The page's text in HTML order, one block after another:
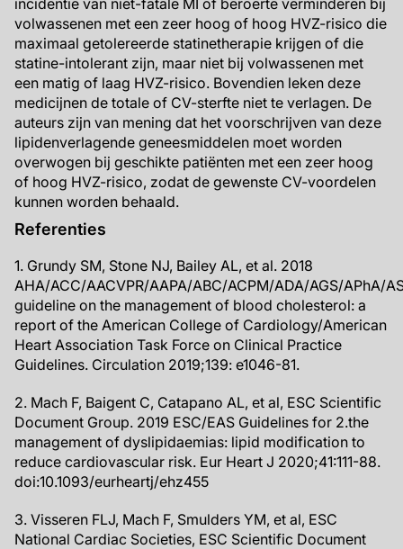
incidentie van niet-fatale MI of beroerte verminderen bij
volwassenen met een zeer hoog of hoog HVZ-risico die
maximaal getolereerde statinetherapie krijgen of die
statine-intolerant zijn, maar niet bij volwassenen met
een matig of laag HVZ-risico. Bovendien leken deze
medicijnen de totale of CV-sterfte niet te verlagen. De
auteurs zijn van mening dat het voorschrijven van deze
lipidenverlagende geneesmiddelen moet worden
overwogen bij geschikte patiënten met een zeer hoog
of hoog HVZ-risico, zodat de gewenste CV-voordelen
kunnen worden behaald.
Referenties
1. Grundy SM, Stone NJ, Bailey AL, et al. 2018
AHA/ACC/AACVPR/AAPA/ABC/ACPM/ADA/AGS/APhA/
guideline on the management of blood cholesterol: a
report of the American College of Cardiology/American
Heart Association Task Force on Clinical Practice
Guidelines. Circulation 2019;139: e1046-81.
2. Mach F, Baigent C, Catapano AL, et al, ESC Scientific
Document Group. 2019 ESC/EAS Guidelines for 2.the
management of dyslipidaemias: lipid modification to
reduce cardiovascular risk. Eur Heart J 2020;41:111-88.
doi:10.1093/eurheartj/ehz455
3. Visseren FLJ, Mach F, Smulders YM, et al, ESC
National Cardiac Societies, ESC Scientific Document